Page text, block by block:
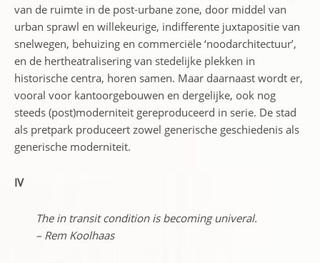
van de ruimte in de post-urbane zone, door middel van
urban sprawl en willekeurige, indifferente juxtapositie van
snelwegen, behuizing en commerciële ‘noodarchitectuur’,
en de hertheatralisering van stedelijke plekken in
historische centra, horen samen. Maar daarnaast wordt er,
vooral voor kantoorgebouwen en dergelijke, ook nog
steeds (post)moderniteit gereproduceerd in serie. De stad
als pretpark produceert zowel generische geschiedenis als
generische moderniteit.
IV
The in transit condition is becoming univeral.
– Rem Koolhaas